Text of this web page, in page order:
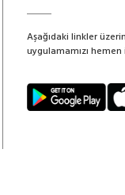
Aşağıdaki linkler
uygulamamızı